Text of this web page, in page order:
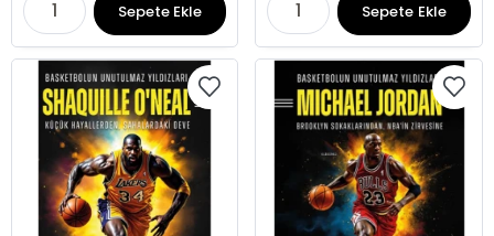
Sepete Ekle Sepete Ekle